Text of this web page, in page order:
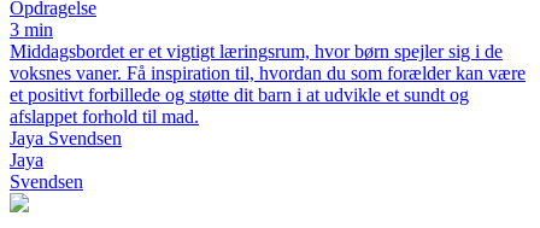
Opdragelse
3 min
Middagsbordet er et vigtigt læringsrum, hvor børn spejler sig i de
voksnes vaner. Få inspiration til, hvordan du som forælder kan være
et positivt forbillede og støtte dit barn i at udvikle et sundt og
afslappet forhold til mad.
Jaya Svendsen
Jaya
Svendsen